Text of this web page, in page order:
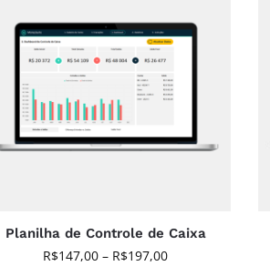
Planilha de Controle de Caixa
R$147,00 – R$197,00